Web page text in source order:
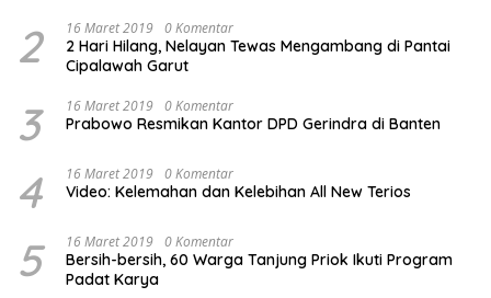
2 16 Maret 2019 0 Komentar
2 Hari Hilang, Nelayan Tewas Mengambang di Pantai
Cipalawah Garut
3 16 Maret 2019 0 Komentar
Prabowo Resmikan Kantor DPD Gerindra di Banten
4 16 Maret 2019 0 Komentar
Video: Kelemahan dan Kelebihan All New Terios
5 16 Maret 2019 0 Komentar
Bersih-bersih, 60 Warga Tanjung Priok Ikuti Program
Padat Karya